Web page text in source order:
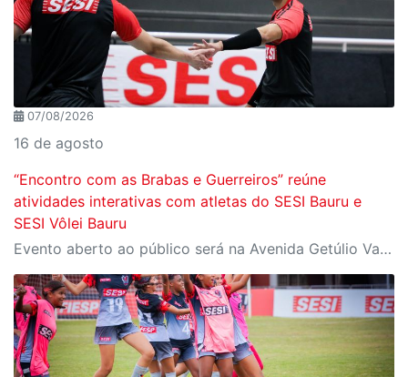
07/08/2026
16 de agosto
“Encontro com as Brabas e Guerreiros” reúne
atividades interativas com atletas do SESI Bauru e
SESI Vôlei Bauru
Evento aberto ao público será na Avenida Getúlio Vargas, no domingo, 16, às 9h, com revelação do novo uniforme da equipe